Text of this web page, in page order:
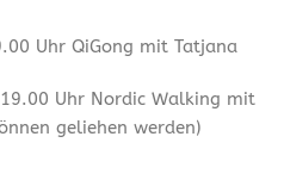
Uhr QiGong mit Tatjana
Uhr Nordic Walking mit
geliehen werden)